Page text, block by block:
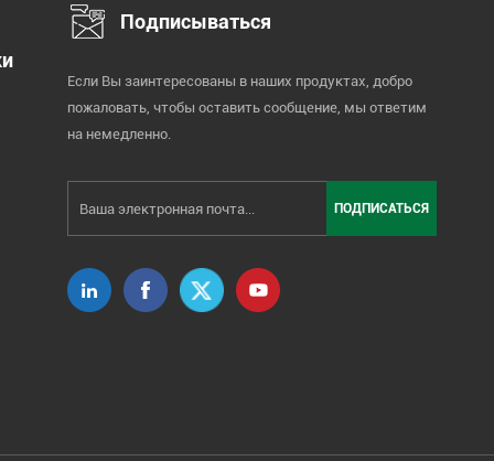
Подписываться
Если Вы заинтересованы в наших продуктах, добро
пожаловать, чтобы оставить сообщение, мы ответим
на немедленно.